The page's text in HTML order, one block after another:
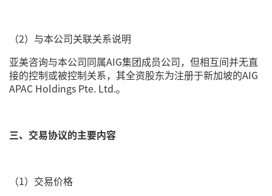
（2）与本公司关联关系说明
亚美咨询与本公司同属AIG集团成员公司，但相互间并无直
接的控制或被控制关系，其全资股东为注册于新加坡的AIG
APAC Holdings Pte. Ltd.。
三、交易协议的主要内容
（1）交易价格